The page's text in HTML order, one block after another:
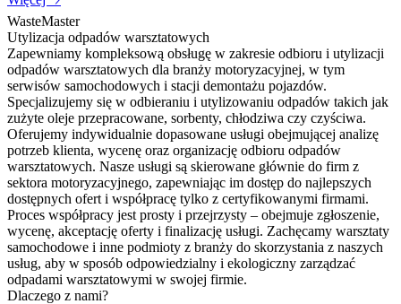
WasteMaster
Utylizacja odpadów warsztatowych
Zapewniamy kompleksową obsługę w zakresie odbioru i utylizacji
odpadów warsztatowych dla branży motoryzacyjnej, w tym
serwisów samochodowych i stacji demontażu pojazdów.
Specjalizujemy się w odbieraniu i utylizowaniu odpadów takich jak
zużyte oleje przepracowane, sorbenty, chłodziwa czy czyściwa.
Oferujemy indywidualnie dopasowane usługi obejmującej analizę
potrzeb klienta, wycenę oraz organizację odbioru odpadów
warsztatowych. Nasze usługi są skierowane głównie do firm z
sektora motoryzacyjnego, zapewniając im dostęp do najlepszych
dostępnych ofert i współpracę tylko z certyfikowanymi firmami.
Proces współpracy jest prosty i przejrzysty – obejmuje zgłoszenie,
wycenę, akceptację oferty i finalizację usługi. Zachęcamy warsztaty
samochodowe i inne podmioty z branży do skorzystania z naszych
usług, aby w sposób odpowiedzialny i ekologiczny zarządzać
odpadami warsztatowymi w swojej firmie.
Dlaczego z nami?